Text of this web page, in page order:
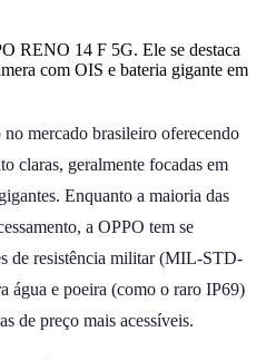
RENO 14 F 5G. Ele se destaca
com OIS e bateria gigante em
mercado brasileiro oferecendo
claras, geralmente focadas em
Enquanto a maioria das
a OPPO tem se
de resistência militar (MIL-STD-
água e poeira (como o raro IP69)
de preço mais acessíveis.